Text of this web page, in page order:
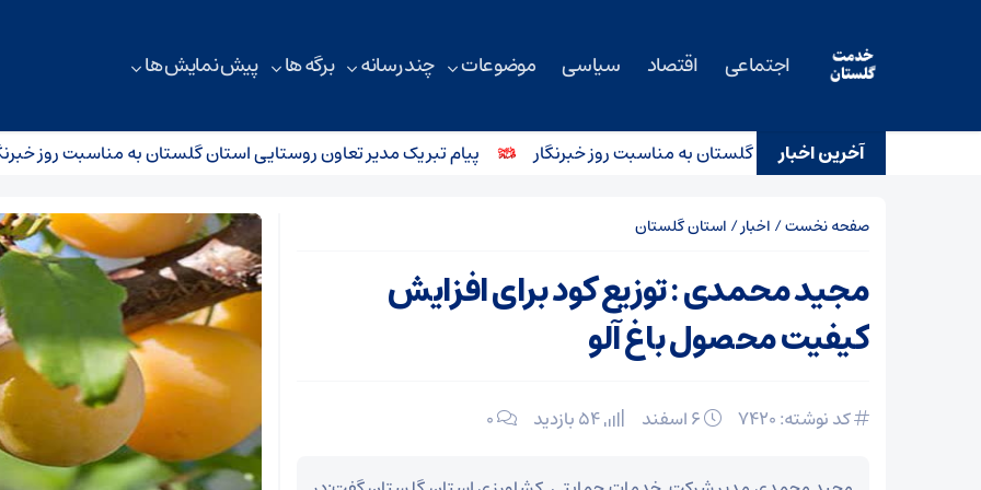
اجتماعی اقتصاد سیاسی موضوعات چند رسانه برگه ها پیش نمایش ها
آخرین اخبار
کل دادگستری استان گلستان به مناسبت روز خبرنگار پیام تبریک مدیر تعاون روستایی استان گلستان به مناسبت روز خبرنگار
صفحه نخست/ اخبار/ استان گلستان
مجید محمدی : توزیع کود برای افزایش
کیفیت محصول باغ آلو
کد نوشته: 7420 ۰